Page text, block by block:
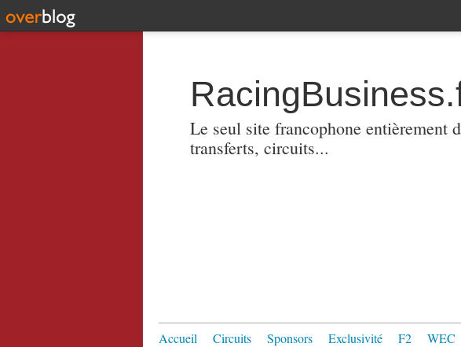
Le seul site francophone entièrement
transferts, circuits...
Accueil Circuits Sponsors Exclusivité F2 WEC